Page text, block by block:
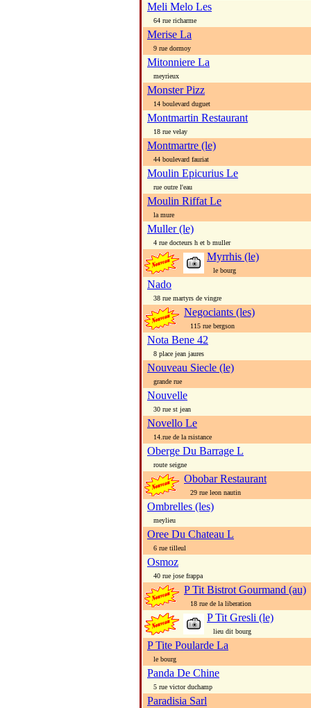
Meli Melo Les
64 rue richarme
Merise La
9 rue dormoy
Mitonniere La
meyrieux
Monster Pizz
14 boulevard duguet
Montmartin Restaurant
18 rue velay
Montmartre (le)
44 boulevard fauriat
Moulin Epicurius Le
rue outre l'eau
Moulin Riffat Le
la mure
Muller (le)
4 rue docteurs h et b muller
Myrrhis (le)
le bourg
Nado
38 rue martyrs de vingre
Negociants (les)
115 rue bergson
Nota Bene 42
8 place jean jaures
Nouveau Siecle (le)
grande rue
Nouvelle
30 rue st jean
Novello Le
14.rue de la rsistance
Oberge Du Barrage L
route seigne
Obobar Restaurant
29 rue leon nautin
Ombrelles (les)
meylieu
Oree Du Chateau L
6 rue tilleul
Osmoz
40 rue jose frappa
P Tit Bistrot Gourmand (au)
18 rue de la liberation
P Tit Gresli (le)
lieu dit bourg
P Tite Poularde La
le bourg
Panda De Chine
5 rue victor duchamp
Paradisia Sarl